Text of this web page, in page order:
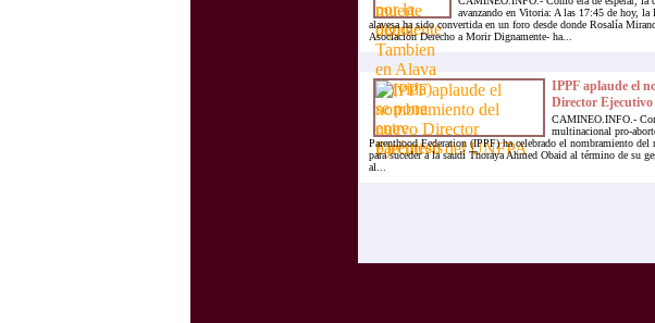
avanzando en Vitoria: A las 17:45 de hoy, la
alavesa ha sido convertida en un foro desde donde Rosalía
Asociación Derecho a Morir Dignamente- ha...
IPPF aplaude el
Director
CAMINEO.INFO.-
multinacional pro-
Parenthood Federation (IPPF) ha celebrado el nombramiento
para suceder a la saudí Thoraya Ahmed Obaid al término de su
al...